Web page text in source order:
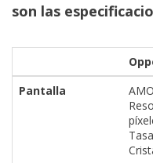
son las
Pantalla